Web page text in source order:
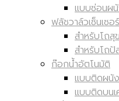
แบบซ่อนผ
ฟลัชวาล์วเซ็นเซอร์
สำหรับโถ
สำหรับโถปั
ก๊อกน้ำอัตโนมัติ
แบบติดผนัง
แบบติดบนเ